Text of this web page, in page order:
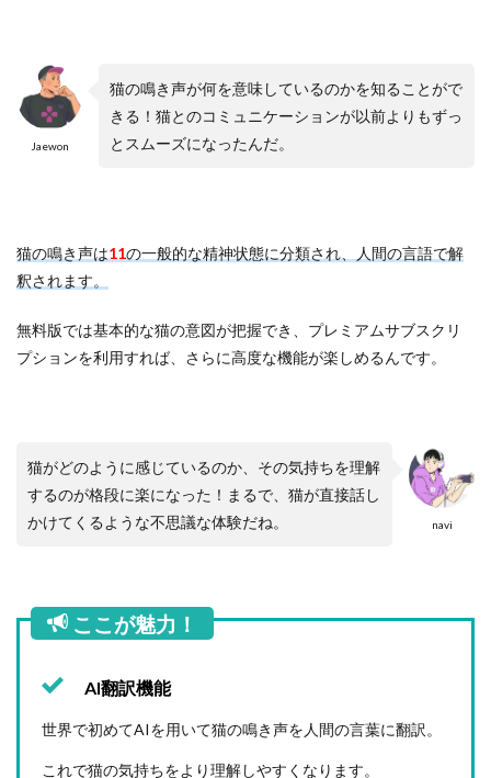
Jaewon
猫の鳴き声が何を意味しているのかを知ることがで
きる！猫とのコミュニケーションが以前よりもずっ
とスムーズになったんだ。
猫の鳴き声は11の一般的な精神状態に分類され、人間の言語で解
釈されます。
無料版では基本的な猫の意図が把握でき、プレミアムサブスクリ
プションを利用すれば、さらに高度な機能が楽しめるんです。
navi
猫がどのように感じているのか、その気持ちを理解
するのが格段に楽になった！まるで、猫が直接話し
かけてくるような不思議な体験だね。
ここが魅力！
AI翻訳機能
世界で初めてAIを用いて猫の鳴き声を人間の言葉に翻訳。
これで猫の気持ちをより理解しやすくなります。